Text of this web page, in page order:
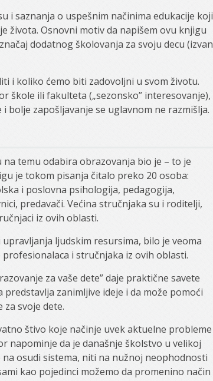
i saznanja o uspešnim načinima edukacije koji
života. Osnovni motiv da napišem ovu knjigu
dodatnog školovanja za svoju decu (izvan
i koliko ćemo biti zadovoljni u svom životu.
škole ili fakulteta („sezonsko” interesovanje),
zapošljavanje se uglavnom ne razmišlja.
temu odabira obrazovanja bio je – to je
je tokom pisanja čitalo preko 20 osoba:
i poslovna psihologija, pedagogija,
predavači. Većina stručnjaka su i roditelji,
iz ovih oblasti.
ljudskim resursima, bilo je veoma
i stručnjaka iz ovih oblasti.
za vaše dete” daje praktične savete
zanimljive ideje i da može pomoći
svoje dete.
štivo koje načinje uvek aktuelne probleme
napominje da je današnje školstvo u velikoj
osudi sistema, niti na nužnoj neophodnosti
kao pojedinci možemo da promenino način